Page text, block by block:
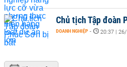
Chủ tịch Tập đoàn
DOANH NGHIỆP - 20:37 |